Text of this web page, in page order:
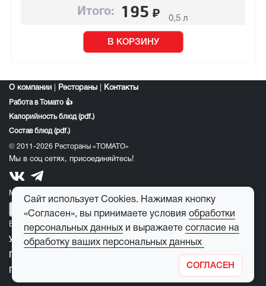
Итого: 195 ₽ 0,5 л
В КОРЗИНУ
О компании Рестораны Контакты
Работа в Томато 👍
Калорийность блюд (pdf.)
Состав блюд (pdf.)
© 2011-2026 Рестораны «ТОМАТО»
Мы в соц сетях, присоединяйтесь!
Мобильное приложение томато:
E-mail для обратной связи: feedback@tomato-pizza.ru
Условия обработки персональных данных
Сайт использует Cookies. Нажимая кнопку
«Согласен», вы принимаете условия обработки
персональных данных и выражаете согласие на
обработку ваших персональных данных
СОГЛАСЕН